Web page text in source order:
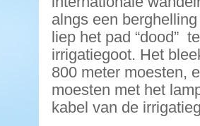
alngs een
liep het pad “dood”
irrigatiegoot. Het
800 meter moesten,
moesten met het
kabel van de